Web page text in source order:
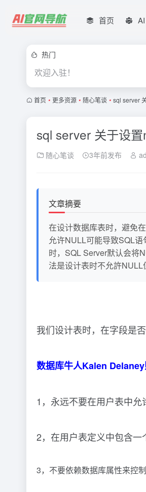
首页
热门
欢迎入驻！
首页 • 更多资源 • 随心笔谈 • sql server
sql server 关于设
随心笔谈 3年前发布
文章摘要
在设计数据库表时，避免
允许NULL可能导致SQL
时，SQL Server默认会将
法是设计表时不允許NULL
我们设计表时，在字段是
数据库牛人Kalen Delaney
1，永远不要在用户表中允
2，在用户表定义中包含一
3，不要依赖数据库属性来控